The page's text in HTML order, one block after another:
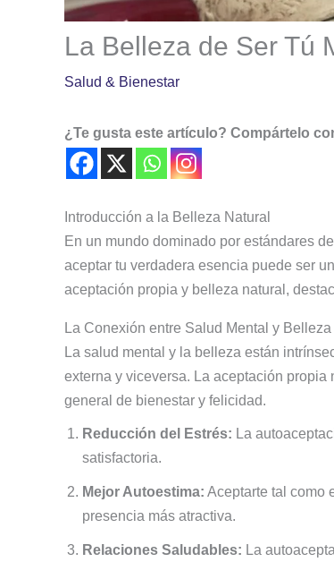
La Belleza de Ser Tú
Salud & Bienestar
¿Te gusta este artículo? Compártelo
Introducción a la Belleza Natural
En un mundo dominado por estándares
aceptar tu verdadera esencia puede ser
aceptación propia y belleza natural,
La Conexión entre Salud Mental y Belleza
La salud mental y la belleza están
externa y viceversa. La aceptación
general de bienestar y felicidad.
Reducción del Estrés: La
satisfactoria.
Mejor Autoestima: Aceptarte tal como
presencia más atractiva.
Relaciones Saludables: La